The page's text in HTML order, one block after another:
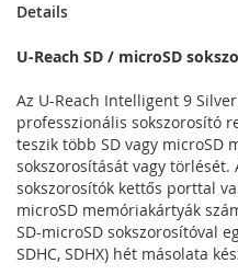
Details
U-Reach SD / microSD
Az U-Reach Intelligent 9
professzionális sokszorosító
teszik több SD vagy microSD
sokszorosítását vagy törlését.
sokszorosítók kettős porttal
microSD memóriakártyák
SD-microSD sokszorosítóval
SDHC, SDHX) hét másolata